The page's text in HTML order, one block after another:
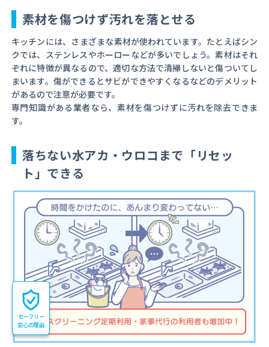
素材を傷つけず汚れを落とせる
キッチンには、さまざまな素材が使われています。たとえばシン
クでは、ステンレスやホーローなどが多いでしょう。素材はそれ
ぞれに特徴が異なるので、適切な方法で清掃しないと傷ついてし
まいます。傷ができるとサビができやすくなるなどのデメリット
があるので注意が必要です。
専門知識がある業者なら、素材を傷つけずに汚れを除去できま
す。
落ちない水アカ・ウロコまで「リセッ
ト」できる
セーフリー
安心の理由